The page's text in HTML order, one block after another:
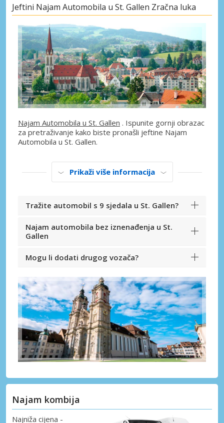
Jeftini Najam Automobila u St. Gallen Zračna luka
Najam Automobila u St. Gallen . Ispunite gornji obrazac
za pretraživanje kako biste pronašli jeftine Najam
Automobila u St. Gallen.
Prikaži više informacija
Tražite automobil s 9 sjedala u St. Gallen?
Najam automobila bez iznenađenja u St.
Gallen
Mogu li dodati drugog vozača?
Najam kombija
Najniža cijena -